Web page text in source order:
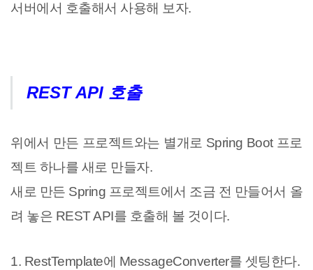
서버에서 호출해서 사용해 보자.
REST API 호출
위에서 만든 프로젝트와는 별개로 Spring Boot 프로
젝트 하나를 새로 만들자.
새로 만든 Spring 프로젝트에서 조금 전 만들어서 올
려 놓은 REST API를 호출해 볼 것이다.
1. RestTemplate에 MessageConverter를 셋팅한다.